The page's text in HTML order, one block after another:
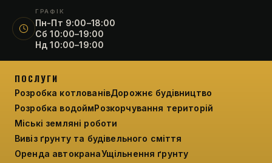
ГРАФІК
Пн-Пт 9:00–18:00
Сб 10:00–19:00
Нд 10:00–19:00
ПОСЛУГИ
Розробка котлованівДорожнє будівництво
Розробка водоймРозкорчування територій
Міські земляні роботи
Вивіз ґрунту та будівельного сміття
Оренда автокранаУщільнення ґрунту